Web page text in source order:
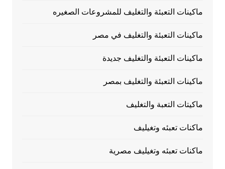
ماكينات التعبئة والتغليف للمشروعات الصغيره
ماكينات التعبئة والتغليف في مصر
ماكينات التعبئة والتغليف جديدة
ماكينات التعبئة والتغليف بمصر
ماكيتات التعبة والتغليف
ماكنات تعبئه وتغيليف
ماكنات تعبئه وتغيليف مصرية